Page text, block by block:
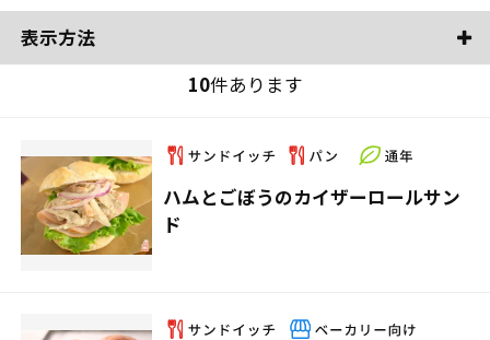
表示方法
10件あります
ハムとごぼうのカイザーロールサン
ド